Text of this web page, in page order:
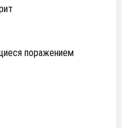
поражением